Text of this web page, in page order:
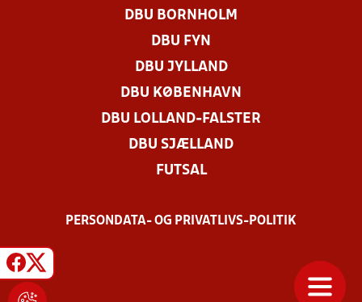
DBU BORNHOLM
DBU FYN
DBU JYLLAND
DBU KØBENHAVN
DBU LOLLAND-FALSTER
DBU SJÆLLAND
FUTSAL
PERSONDATA- OG PRIVATLIVS-POLITIK